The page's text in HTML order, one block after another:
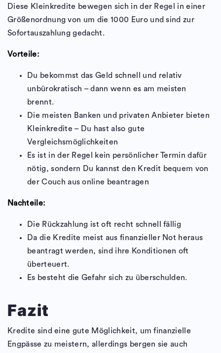
Diese Kleinkredite bewegen sich in der Regel in einer
Größenordnung von um die 1000 Euro und sind zur
Sofortauszahlung gedacht.
Vorteile:
Du bekommst das Geld schnell und relativ
unbürokratisch – dann wenn es am meisten
brennt.
Die meisten Banken und privaten Anbieter bieten
Kleinkredite – Du hast also gute
Vergleichsmöglichkeiten
Es ist in der Regel kein persönlicher Termin dafür
nötig, sondern Du kannst den Kredit bequem von
der Couch aus online beantragen
Nachteile:
Die Rückzahlung ist oft recht schnell fällig
Da die Kredite meist aus finanzieller Not heraus
beantragt werden, sind ihre Konditionen oft
überteuert.
Es besteht die Gefahr sich zu überschulden.
Fazit
Kredite sind eine gute Möglichkeit, um finanzielle
Engpässe zu meistern, allerdings bergen sie auch